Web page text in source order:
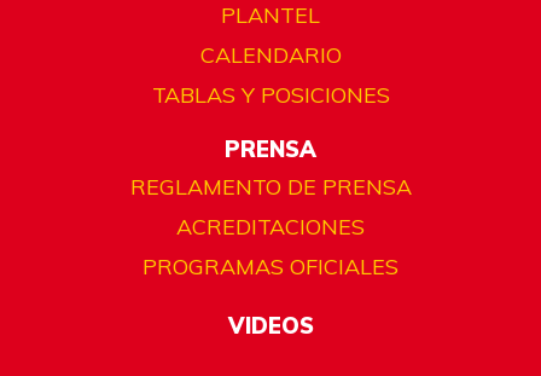
PLANTEL
CALENDARIO
TABLAS Y POSICIONES
PRENSA
REGLAMENTO DE PRENSA
ACREDITACIONES
PROGRAMAS OFICIALES
VIDEOS